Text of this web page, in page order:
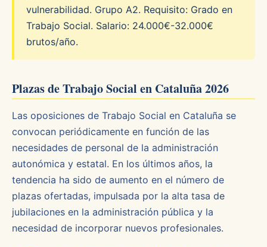
vulnerabilidad. Grupo A2. Requisito: Grado en
Trabajo Social. Salario: 24.000€-32.000€
brutos/año.
Plazas de Trabajo Social en Cataluña 2026
Las oposiciones de Trabajo Social en Cataluña se
convocan periódicamente en función de las
necesidades de personal de la administración
autonómica y estatal. En los últimos años, la
tendencia ha sido de aumento en el número de
plazas ofertadas, impulsada por la alta tasa de
jubilaciones en la administración pública y la
necesidad de incorporar nuevos profesionales.